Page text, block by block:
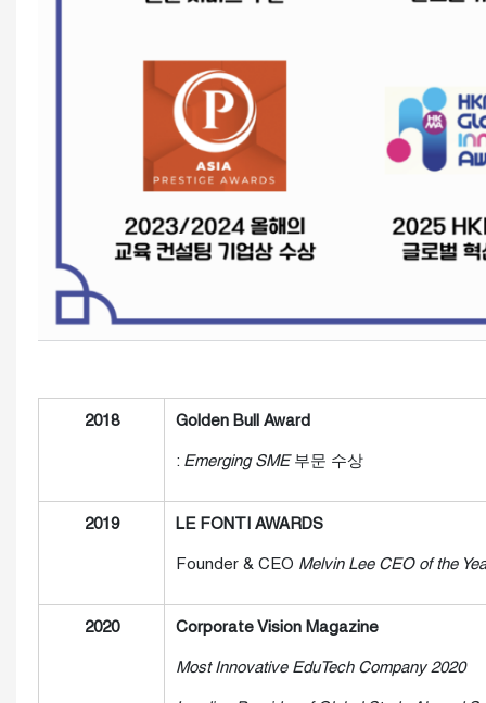
2018 Golden Bull Award
: Emerging SME 부문 수상
2019 LE FONTI AWARDS
Founder & CEO Melvin Lee CEO of the
2020 Corporate Vision Magazine
Most Innovative EduTech Company 2020